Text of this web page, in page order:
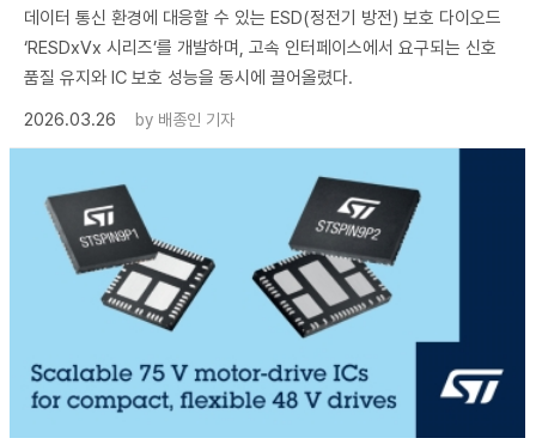
데이터 통신 환경에 대응할 수 있는 ESD(정전기 방전) 보호 다이오드
‘RESDxVx 시리즈’를 개발하며, 고속 인터페이스에서 요구되는 신호
품질 유지와 IC 보호 성능을 동시에 끌어올렸다.
2026.03.26
by 배종인 기자